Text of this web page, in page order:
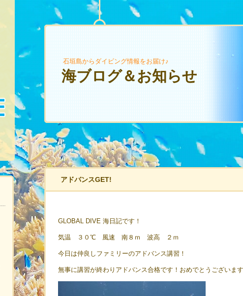
石垣島からダイビング情報をお届け♪
海ブログ＆お知らせ
アドバンスGET!
GLOBAL DIVE 海日記です！
気温 ３０℃ 風速 南８ｍ 波高 ２ｍ
今日は仲良しファミリーのアドバンス講習！
無事に講習が終わりアドバンス合格です！おめでとうございま